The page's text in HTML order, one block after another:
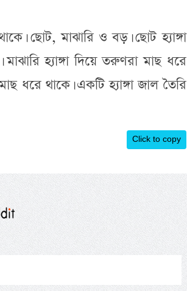
ছোট, মাঝারি ও বড়। ছোট হ্যাঙ্গা
হ্যাঙ্গা দিয়ে তরুণরা মাছ ধরে
ধরে থাকে। একটি হ্যাঙ্গা জাল তৈরি
Click to copy